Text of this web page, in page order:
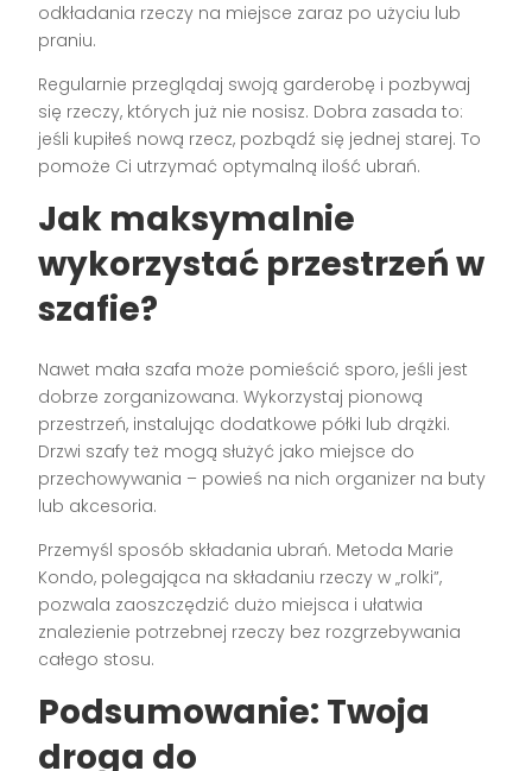
odkładania rzeczy na miejsce zaraz po użyciu lub
praniu.
Regularnie przeglądaj swoją garderobę i pozbywaj
się rzeczy, których już nie nosisz. Dobra zasada to:
jeśli kupiłeś nową rzecz, pozbądź się jednej starej. To
pomoże Ci utrzymać optymalną ilość ubrań.
Jak maksymalnie
wykorzystać przestrzeń w
szafie?
Nawet mała szafa może pomieścić sporo, jeśli jest
dobrze zorganizowana. Wykorzystaj pionową
przestrzeń, instalując dodatkowe półki lub drążki.
Drzwi szafy też mogą służyć jako miejsce do
przechowywania – powieś na nich organizer na buty
lub akcesoria.
Przemyśl sposób składania ubrań. Metoda Marie
Kondo, polegająca na składaniu rzeczy w „rolki”,
pozwala zaoszczędzić dużo miejsca i ułatwia
znalezienie potrzebnej rzeczy bez rozgrzebywania
całego stosu.
Podsumowanie: Twoja
droga do